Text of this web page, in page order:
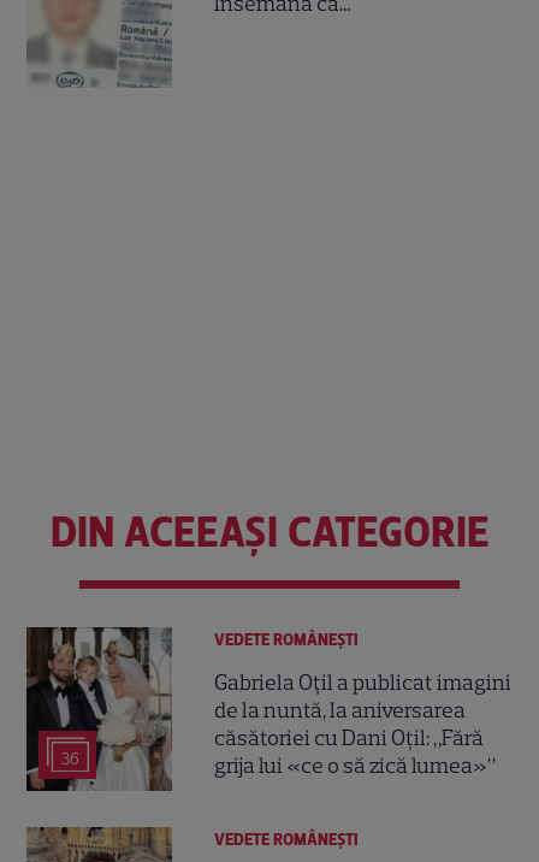
DIN ACEEAȘI CATEGORIE
36
VEDETE ROMÂNEŞTI
Gabriela Oțil a publicat imagini
de la nuntă, la aniversarea
căsătoriei cu Dani Oțil: „Fără
grija lui «ce o să zică lumea»”
VEDETE ROMÂNEŞTI